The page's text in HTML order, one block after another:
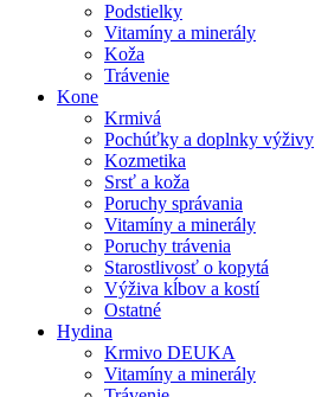
Podstielky
Vitamíny a minerály
Koža
Trávenie
Kone
Krmivá
Pochúťky a doplnky výživy
Kozmetika
Srsť a koža
Poruchy správania
Vitamíny a minerály
Poruchy trávenia
Starostlivosť o kopytá
Výživa kĺbov a kostí
Ostatné
Hydina
Krmivo DEUKA
Vitamíny a minerály